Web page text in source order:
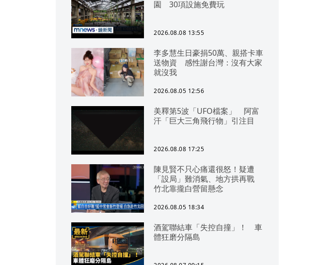
園 30項設施免費玩
2026.08.08 13:55
李多慧生日豪捐50萬、親搭卡車
送物資 感性謝台灣：沒有大家
就沒我
2026.08.05 12:56
美釋第5波「UFO檔案」 阿富
汗「巨大三角飛行物」引注目
2026.08.08 17:25
陳見賢不只心痛還很怒！疑遭
「設局」難消氣、地方拱再戰
竹北靠攏白營留懸念
2026.08.05 18:34
酒駕聯結車「失控自撞」！ 車
體狂磨分隔島